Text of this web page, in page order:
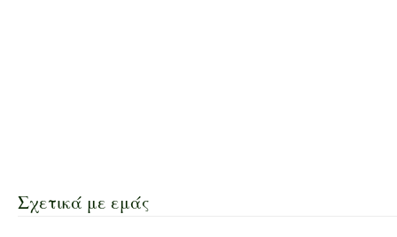
Σχετικά με εμάς